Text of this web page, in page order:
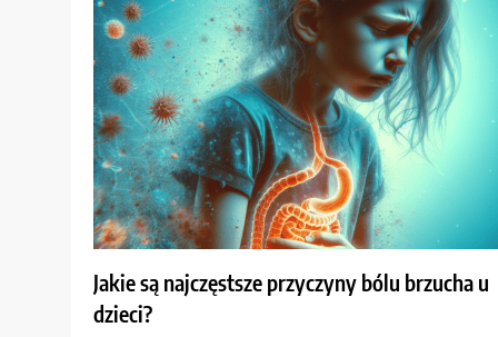
Jakie są najczęstsze przyczyny bólu brzucha u
dzieci?